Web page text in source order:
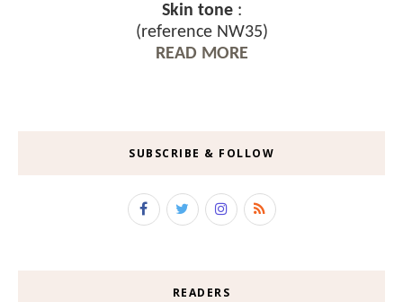
Skin tone:
(reference NW35)
READ MORE
SUBSCRIBE & FOLLOW
READERS